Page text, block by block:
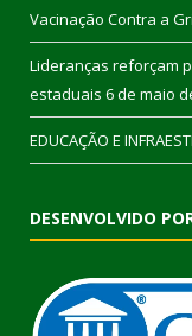
Vacinação Contra a
Lideranças reforçam
estaduais 6 de maio
EDUCAÇÃO E
DESENVOLVIDO